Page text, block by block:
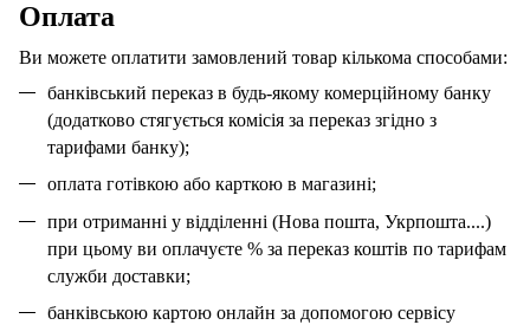
Оплата
Ви можете оплатити замовлений товар кількома способами:
банківський переказ в будь-якому комерційному банку
(додатково стягується комісія за переказ згідно з
тарифами банку);
оплата готівкою або карткою в магазині;
при отриманні у відділенні (Нова пошта, Укрпошта....)
при цьому ви оплачуєте % за переказ коштів по тарифам
служби доставки;
банківською картою онлайн за допомогою сервісу